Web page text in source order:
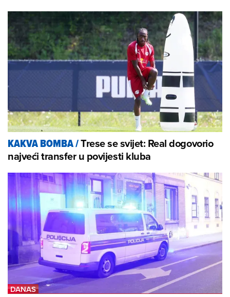
KAKVA BOMBA/Trese se svijet: Real dogovorio
najveći transfer u povijesti kluba